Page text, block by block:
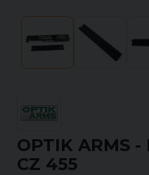
OPTIK ARMS
CZ 455